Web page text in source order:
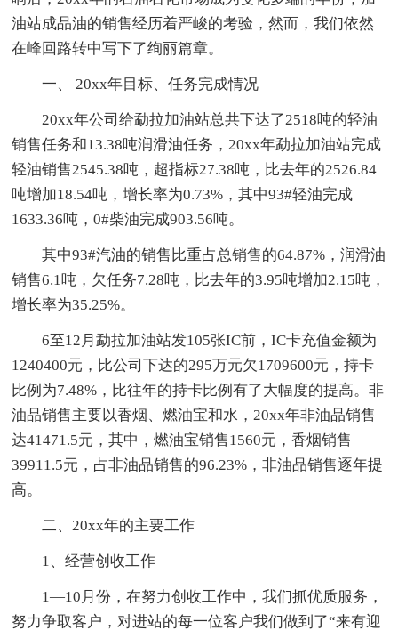
油站成品油的销售经历着严峻的考验，然而，我们依然
在峰回路转中写下了绚丽篇章。
一、 20xx年目标、任务完成情况
20xx年公司给勐拉加油站总共下达了2518吨的轻油
销售任务和13.38吨润滑油任务，20xx年勐拉加油站完成
轻油销售2545.38吨，超指标27.38吨，比去年的2526.84
吨增加18.54吨，增长率为0.73%，其中93#轻油完成
1633.36吨，0#柴油完成903.56吨。
其中93#汽油的销售比重占总销售的64.87%，润滑油
销售6.1吨，欠任务7.28吨，比去年的3.95吨增加2.15吨，
增长率为35.25%。
6至12月勐拉加油站发105张IC前，IC卡充值金额为
1240400元，比公司下达的295万元欠1709600元，持卡
比例为7.48%，比往年的持卡比例有了大幅度的提高。非
油品销售主要以香烟、燃油宝和水，20xx年非油品销售
达41471.5元，其中，燃油宝销售1560元，香烟销售
39911.5元，占非油品销售的96.23%，非油品销售逐年提
高。
二、20xx年的主要工作
1、经营创收工作
1—10月份，在努力创收工作中，我们抓优质服务，
努力争取客户，对进站的每一位客户我们做到了“来有迎